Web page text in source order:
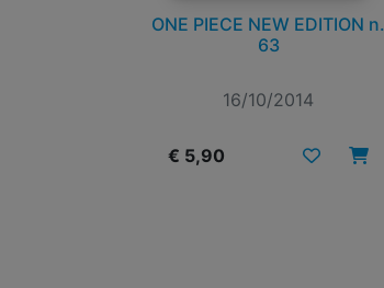
ONE PIECE NEW EDITION n.
63
16/10/2014
€ 5,90